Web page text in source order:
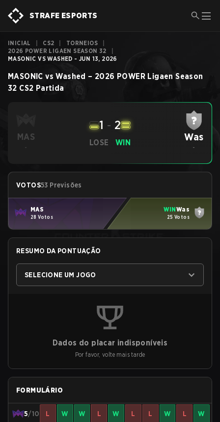
STRAFE ESPORTS
INICIAL CS2 TORNEIOS
2026 POWER LIGAEN SEASON 32
MASONIC VS WASHED - JUN 13, 2026
MASONIC vs Washed – 2026 POWER Ligaen Season
32 CS2 Partida
MAS
-
LOSE
1 - 2
WIN Was
-
VOTOS53 Previsões
MAS
28 Votos
WINWas
25 Votos
RESUMO DA PONTUAÇÃO
SELECIONE UM JOGO
Dados do placar indisponíveis
Por favor, volte mais tarde
FORMULÁRIO
5/10 L W W L W L L W L W